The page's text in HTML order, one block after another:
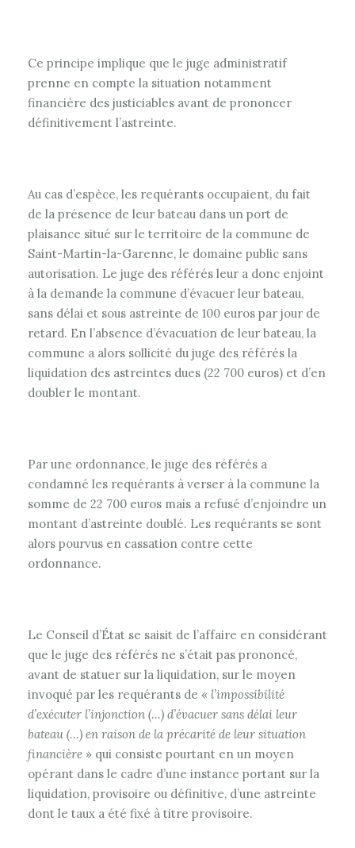
Ce principe implique que le juge administratif
prenne en compte la situation notamment
financière des justiciables avant de prononcer
définitivement l’astreinte.
Au cas d’espèce, les requérants occupaient, du fait
de la présence de leur bateau dans un port de
plaisance situé sur le territoire de la commune de
Saint-Martin-la-Garenne, le domaine public sans
autorisation. Le juge des référés leur a donc enjoint
à la demande la commune d’évacuer leur bateau,
sans délai et sous astreinte de 100 euros par jour de
retard. En l’absence d’évacuation de leur bateau, la
commune a alors sollicité du juge des référés la
liquidation des astreintes dues (22 700 euros) et d’en
doubler le montant.
Par une ordonnance, le juge des référés a
condamné les requérants à verser à la commune la
somme de 22 700 euros mais a refusé d’enjoindre un
montant d’astreinte doublé. Les requérants se sont
alors pourvus en cassation contre cette
ordonnance.
Le Conseil d’État se saisit de l’affaire en considérant
que le juge des référés ne s’était pas prononcé,
avant de statuer sur la liquidation, sur le moyen
invoqué par les requérants de « l’impossibilité
d’exécuter l’injonction (…) d’évacuer sans délai leur
bateau (…) en raison de la précarité de leur situation
financière » qui consiste pourtant en un moyen
opérant dans le cadre d’une instance portant sur la
liquidation, provisoire ou définitive, d’une astreinte
dont le taux a été fixé à titre provisoire.